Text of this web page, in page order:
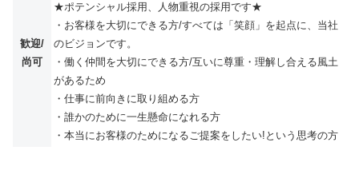
歓迎/
尚可
★ポテンシャル採用、人物重視の採用です★
・お客様を大切にできる方/すべては「笑顔」を起点に、当社
のビジョンです。
・働く仲間を大切にできる方/互いに尊重・理解し合える風土
があるため
・仕事に前向きに取り組める方
・誰かのために一生懸命になれる方
・本当にお客様のためになるご提案をしたい!という思考の方